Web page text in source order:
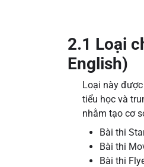
2.1 Loại
English)
Loại này
tiểu học và
nhằm tạo cơ
Bài thi
Bài thi
Bài thi